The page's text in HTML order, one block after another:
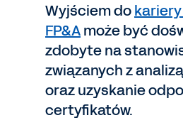
Wyjściem do
FP&Amoże być
zdobyte na
związanych z
oraz uzyskanie
certyfikatów.